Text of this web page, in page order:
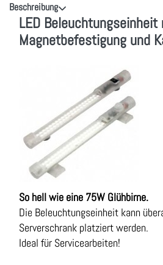
Beschreibung
LED
Magnetbefestigung und
So hell wie eine 75W Glühbirne.
Die Beleuchtungseinheit kann
Serverschrank platziert werden.
Ideal für Servicearbeiten!